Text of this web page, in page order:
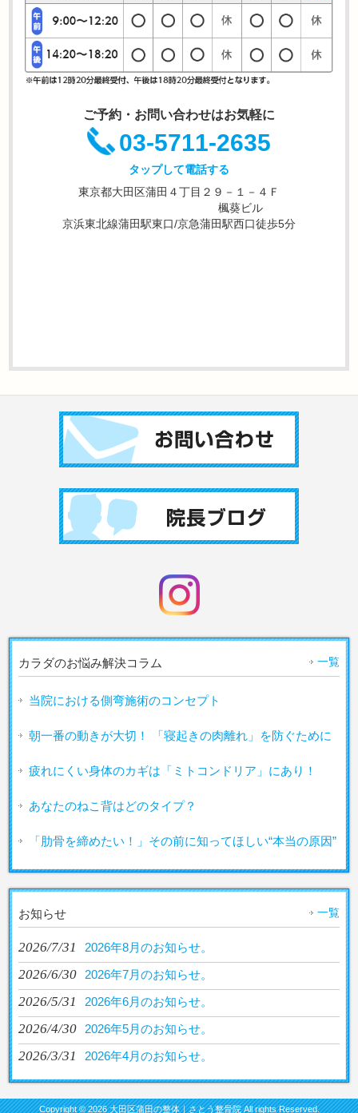
ご予約・お問い合わせはお気軽に
03-5711-2635
タップして電話する
東京都大田区蒲田４丁目２９－１－４Ｆ
楓葵ビル
京浜東北線蒲田駅東口/京急蒲田駅西口徒歩5分
カラダのお悩み解決コラム 一覧
当院における側弯施術のコンセプト
朝一番の動きが大切！ 「寝起きの肉離れ」を防ぐために
疲れにくい身体のカギは「ミトコンドリア」にあり！
あなたのねこ背はどのタイプ？
「肋骨を締めたい！」その前に知ってほしい“本当の原因”
お知らせ 一覧
2026/7/31 2026年8月のお知らせ。
2026/6/30 2026年7月のお知らせ。
2026/5/31 2026年6月のお知らせ。
2026/4/30 2026年5月のお知らせ。
2026/3/31 2026年4月のお知らせ。
Copyright © 2026 大田区蒲田の整体｜さとう整骨院 All rights Reserved.